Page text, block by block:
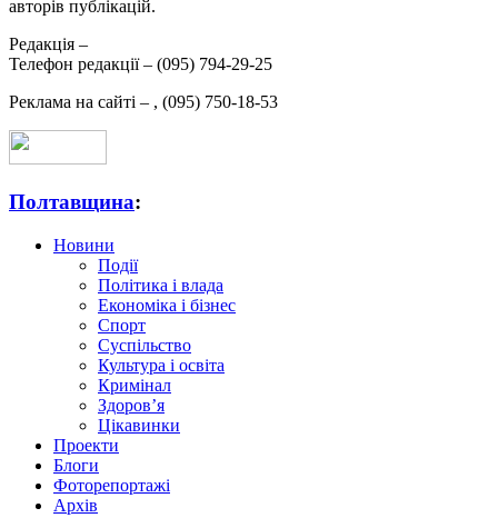
авторів публікацій.
Редакція –
Телефон редакції – (095) 794-29-25
Реклама на сайті – , (095) 750-18-53
Полтавщина:
Новини
Події
Політика і влада
Економіка і бізнес
Спорт
Суспільство
Культура і освіта
Кримінал
Здоров’я
Цікавинки
Проекти
Блоги
Фоторепортажі
Архів